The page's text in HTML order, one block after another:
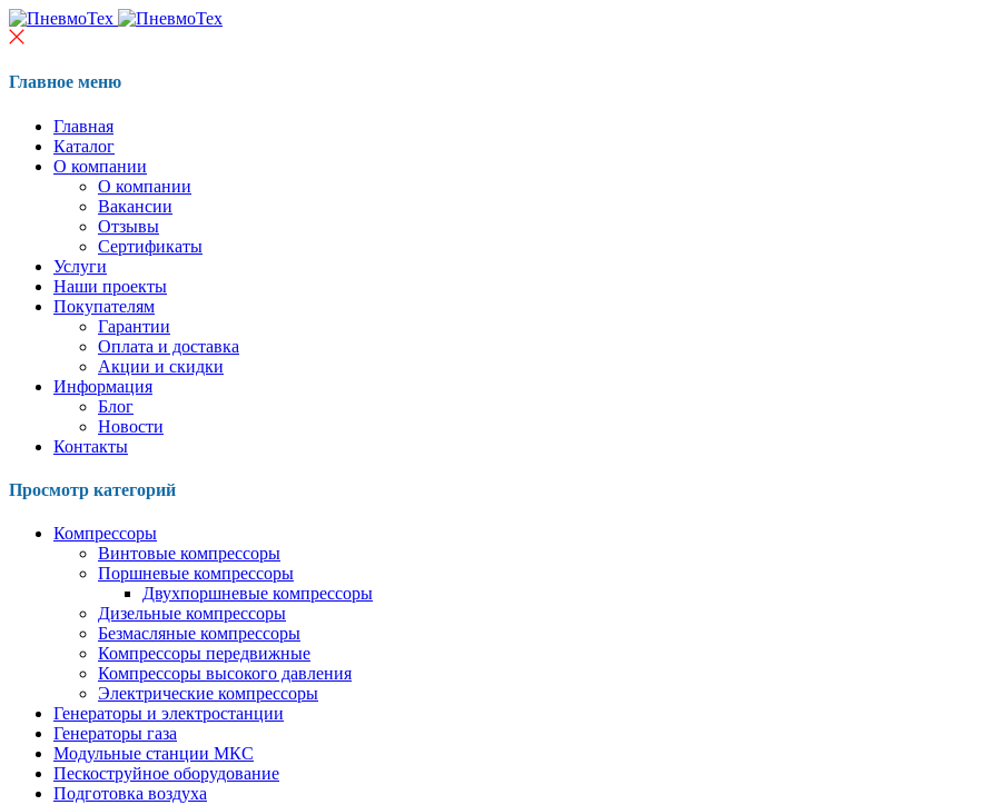
Главное меню
Главная
Каталог
О компании
О компании
Вакансии
Отзывы
Сертификаты
Услуги
Наши проекты
Покупателям
Гарантии
Оплата и доставка
Акции и скидки
Информация
Блог
Новости
Контакты
Просмотр категорий
Компрессоры
Винтовые компрессоры
Поршневые компрессоры
Двухпоршневые компрессоры
Дизельные компрессоры
Безмасляные компрессоры
Компрессоры передвижные
Компрессоры высокого давления
Электрические компрессоры
Генераторы и электростанции
Генераторы газа
Модульные станции МКС
Пескоструйное оборудование
Подготовка воздуха